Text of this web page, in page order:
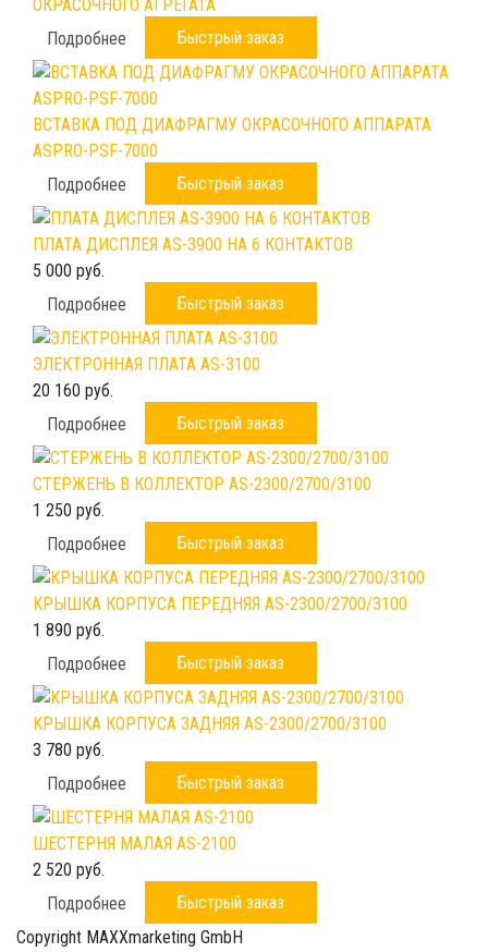
ОКРАСОЧНОГО АГРЕГАТА
Подробнее
Быстрый заказ
ВСТАВКА ПОД ДИАФРАГМУ ОКРАСОЧНОГО АППАРАТА
ASPRO-PSF-7000
Подробнее
Быстрый заказ
ПЛАТА ДИСПЛЕЯ AS-3900 НА 6 КОНТАКТОВ
5 000 руб.
Подробнее
Быстрый заказ
ЭЛЕКТРОННАЯ ПЛАТА AS-3100
20 160 руб.
Подробнее
Быстрый заказ
СТЕРЖЕНЬ В КОЛЛЕКТОР AS-2300/2700/3100
1 250 руб.
Подробнее
Быстрый заказ
КРЫШКА КОРПУСА ПЕРЕДНЯЯ AS-2300/2700/3100
1 890 руб.
Подробнее
Быстрый заказ
КРЫШКА КОРПУСА ЗАДНЯЯ AS-2300/2700/3100
3 780 руб.
Подробнее
Быстрый заказ
ШЕСТЕРНЯ МАЛАЯ AS-2100
2 520 руб.
Подробнее
Быстрый заказ
Copyright MAXXmarketing GmbH